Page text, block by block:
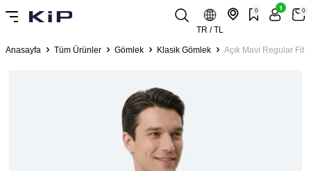
TR / TL
0 1 0
Anasayfa Tüm Ürünler Gömlek Klasik Gömlek Açık Mavi Regular Fit